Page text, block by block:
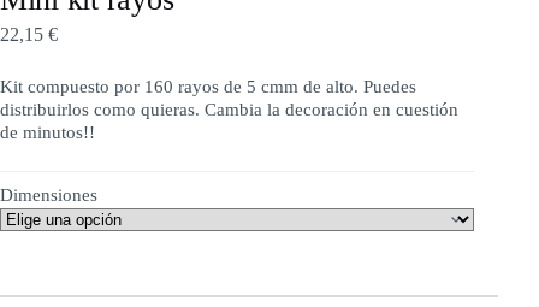
22,15 €
Kit compuesto por 160 rayos de 5 cmm de alto. Puedes
distribuirlos como quieras. Cambia la decoración en cuestión
de minutos!!
Dimensiones